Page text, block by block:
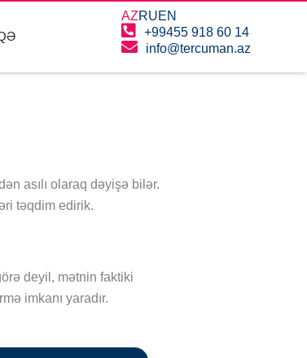
AZRUEN
+99455 918 60 14
info@tercuman.az
asılı olaraq dəyişə bilər.
təqdim edirik.
deyil, mətnin faktiki
imkanı yaradır.